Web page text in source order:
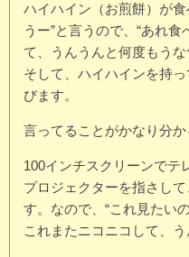
ハイハイン（お煎餅）が
うー”と言うので、“あれ
て、うんうんと何度もう
そして、ハイハインを持
びます。
言ってることがかなり分
100インチスクリーンでテ
プロジェクターを指さし
す。なので、“これ見たい
これまたニコニコして、